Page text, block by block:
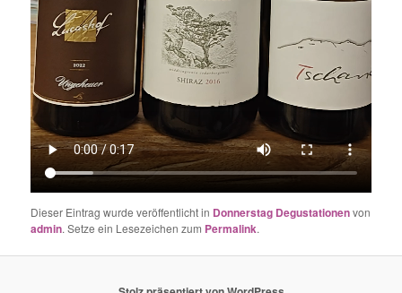
Dieser Eintrag wurde veröffentlicht in Donnerstag Degustationenvon
admin. Setze ein Lesezeichen zum Permalink.